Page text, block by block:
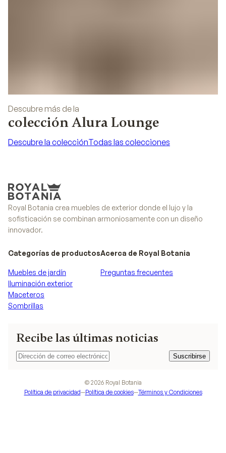
Descubre más de la
colección Alura Lounge
Descubre la colecciónTodas las colecciones
Royal Botania crea muebles de exterior donde el lujo y la
sofisticación se combinan armoniosamente con un diseño
innovador.
Recibe las últimas noticias
Suscribirse
Suscribirse
Categorías de productos
Muebles de jardín
Iluminación exterior
Maceteros
Sombrillas
Acerca de Royal Botania
Preguntas frecuentes
© 2026 Royal Botania
Política de privacidad—Política de cookies—Términos y Condiciones